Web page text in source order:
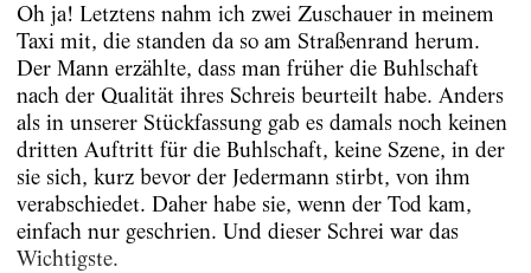
Oh ja! Letztens nahm ich zwei Zuschauer in meinem
Taxi mit, die standen da so am Straßenrand herum.
Der Mann erzählte, dass man früher die Buhlschaft
nach der Qualität ihres Schreis beurteilt habe. Anders
als in unserer Stückfassung gab es damals noch keinen
dritten Auftritt für die Buhlschaft, keine Szene, in der
sie sich, kurz bevor der Jedermann stirbt, von ihm
verabschiedet. Daher habe sie, wenn der Tod kam,
einfach nur geschrien. Und dieser Schrei war das
Wichtigste.